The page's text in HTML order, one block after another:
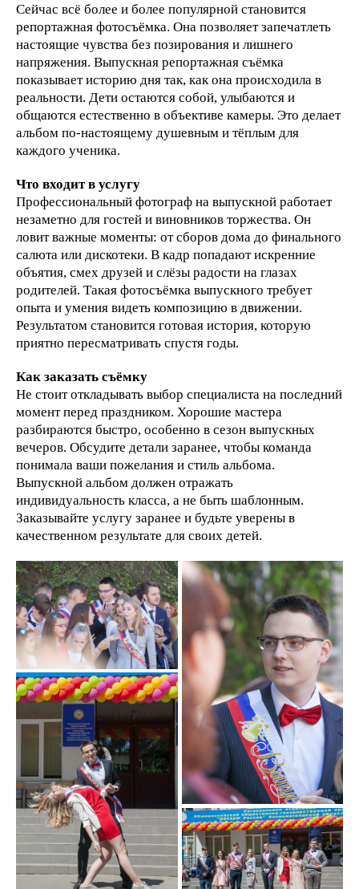
Сейчас всё более и более популярной становится
репортажная фотосъёмка. Она позволяет запечатлеть
настоящие чувства без позирования и лишнего
напряжения. Выпускная репортажная съёмка
показывает историю дня так, как она происходила в
реальности. Дети остаются собой, улыбаются и
общаются естественно в объективе камеры. Это делает
альбом по-настоящему душевным и тёплым для
каждого ученика.
Что входит в услугу
Профессиональный фотограф на выпускной работает
незаметно для гостей и виновников торжества. Он
ловит важные моменты: от сборов дома до финального
салюта или дискотеки. В кадр попадают искренние
объятия, смех друзей и слёзы радости на глазах
родителей. Такая фотосъёмка выпускного требует
опыта и умения видеть композицию в движении.
Результатом становится готовая история, которую
приятно пересматривать спустя годы.
Как заказать съёмку
Не стоит откладывать выбор специалиста на последний
момент перед праздником. Хорошие мастера
разбираются быстро, особенно в сезон выпускных
вечеров. Обсудите детали заранее, чтобы команда
понимала ваши пожелания и стиль альбома.
Выпускной альбом должен отражать
индивидуальность класса, а не быть шаблонным.
Заказывайте услугу заранее и будьте уверены в
качественном результате для своих детей.